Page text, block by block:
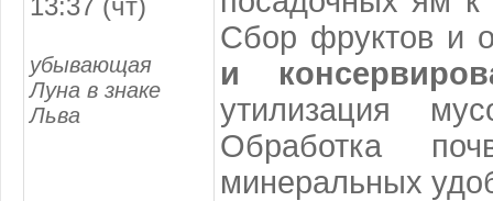
убывающая
Луна в знаке
Льва
Сбор фруктов и
и
утилизация
Обработка
минеральных